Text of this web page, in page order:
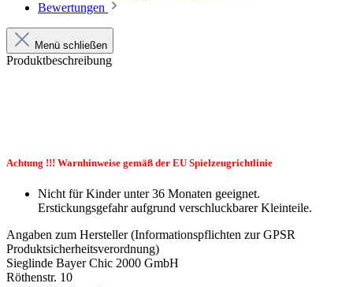
Bewertungen
Menü schließen
Produktbeschreibung
Achtung !!! Warnhinweise gemäß der EU Spielzeugrichtlinie
Nicht für Kinder unter 36 Monaten geeignet.
Erstickungsgefahr aufgrund verschluckbarer Kleinteile.
Angaben zum Hersteller (Informationspflichten zur GPSR
Produktsicherheitsverordnung)
Sieglinde Bayer Chic 2000 GmbH
Röthenstr. 10